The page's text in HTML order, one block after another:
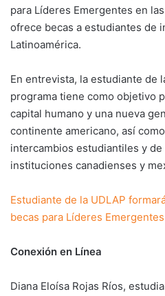
para Líderes Emergentes en
ofrece becas a estudiantes de
Latinoamérica.
En entrevista, la estudiante de
programa tiene como objetivo
capital humano y una nueva
continente americano, así
intercambios estudiantiles y
instituciones canadienses y
Estudiante de la UDLAP
becas para Líderes
Conexión en Línea
Diana Eloísa Rojas Ríos,